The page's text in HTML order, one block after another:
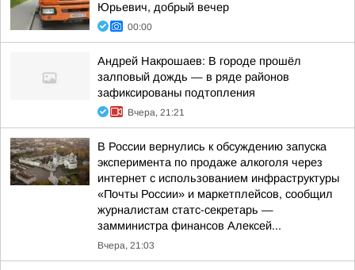
Юрьевич, добрый вечер
00:00
Андрей Накрошаев: В городе прошёл
залповый дождь — в ряде районов
зафиксированы подтопления
Вчера, 21:21
В России вернулись к обсуждению запуска
эксперимента по продаже алкоголя через
интернет с использованием инфраструктуры
«Почты России» и маркетплейсов, сообщил
журналистам статс-секретарь —
замминистра финансов Алексей...
Вчера, 21:03